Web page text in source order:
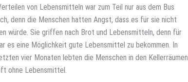
von Lebensmitteln war zum Teil nur aus dem Bus
denn die Menschen hatten Angst, dass es für sie nicht
würde. Sie griffen nach Brot und Lebensmitteln, denn für
es eine Möglichkeit gute Lebensmittel zu bekommen. In
vier Monaten lebten die Menschen in den Kellerräumen
ohne Lebensmittel.